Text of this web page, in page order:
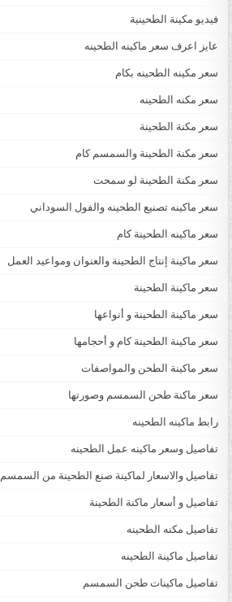
فيديو مكينة الطحينية
عايز اعرف سعر ماكينه الطحينه
سعر مكينه الطحينه بكام
سعر مكنه الطحينه
سعر مكنة الطحينة
سعر مكنة الطحينة والسمسم كام
سعر مكنة الطحينة لو سمحت
سعر ماكينه تصنيع الطحينه والفول السوداني
سعر ماكينه الطحينة كام
سعر ماكينة إنتاج الطحينة والعنوان ومواعيد العمل
سعر ماكينة الطحينة
سعر ماكينة الطحينة و أنواعها
سعر ماكينة الطحينة كام و أحجامها
سعر ماكينة الطحن والمواصفات
سعر ماكنة طحن السمسم وصورتها
رابط ماكينه الطحينه
تفاصيل وسعر ماكينه عمل الطحينه
تفاصيل والاسعار لماكينة صنع الطحينة من السمسم
تفاصيل و أسعار ماكنة الطحينة
تفاصيل مكنه الطحينه
تفاصيل ماكينة الطحينه
تفاصيل ماكينات طحن السمسم